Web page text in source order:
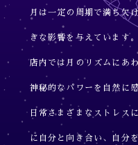
月は一定の周期で満ち欠
きな影響を与えています。
店内では月のリズムにあ
神秘的なパワーを自然に
日常さまざまなストレス
に自分と向き合い、自分